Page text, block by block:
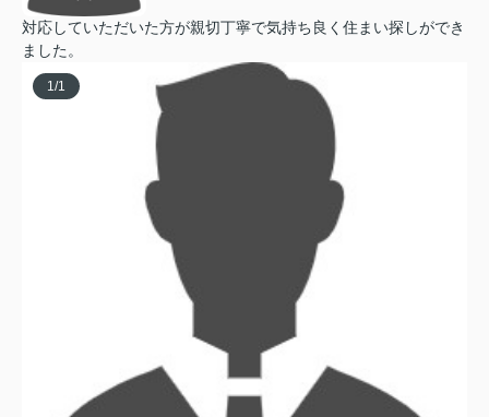
対応していただいた方が親切丁寧で気持ち良く住まい探しができ
ました。
1/1